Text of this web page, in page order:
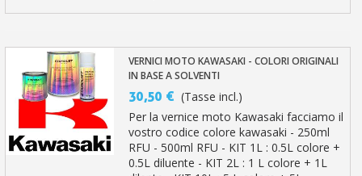
VERNICI MOTO KAWASAKI - COLORI ORIGINALI
IN BASE A SOLVENTI
30,50 € (Tasse incl.)
Per la vernice moto Kawasaki facciamo il
vostro codice colore kawasaki - 250ml
RFU - 500ml RFU - KIT 1L : 0.5L colore +
0.5L diluente - KIT 2L : 1 L colore + 1L